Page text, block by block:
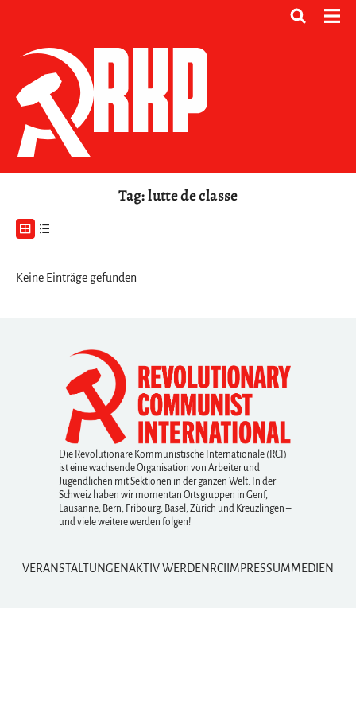
Tag: lutte de classe
Keine Einträge gefunden
Die Revolutionäre Kommunistische Internationale (RCI)
ist eine wachsende Organisation von Arbeiter und
Jugendlichen mit Sektionen in der ganzen Welt. In der
Schweiz haben wir momentan Ortsgruppen in Genf,
Lausanne, Bern, Fribourg, Basel, Zürich und Kreuzlingen –
und viele weitere werden folgen!
VERANSTALTUNGENAKTIV WERDEN RCI IMPRESSUMMEDIEN